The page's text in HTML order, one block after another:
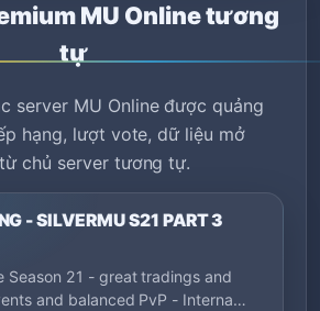
MU Online tương
tự
server MU Online được quảng
hạng, lượt vote, dữ liệu mở
chủ server tương tự.
- SILVERMU S21 PART 3
Season 21 - great tradings and
and balanced PvP - Interna…